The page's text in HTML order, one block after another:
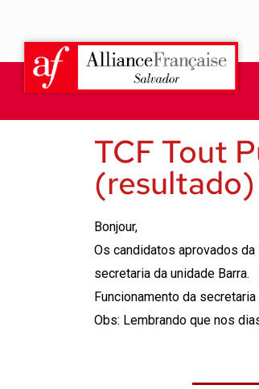
TCF Tout
(resultado)
Bonjour,
Os candidatos aprovados
secretaria da unidade Barra.
Funcionamento da
Obs: Lembrando que nos